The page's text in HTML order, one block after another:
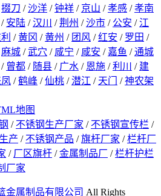
掇刀 /沙洋 /钟祥 / 京山 /孝感 /孝南
/ 安陆 /汉川 /荆州 /沙市 / 公安 / 江
/黄冈 /黄州 / 团风 /红安 / 罗田 /
麻城 /武穴 / 咸宁 / 咸安 / 嘉鱼 /通城
/ 曾都 / 随县 / 广水 / 恩施 /利川 / 建
/鹤峰 /仙桃 /潜江 / 天门 /神农架
地图
/ 不锈钢生产厂家 / 不锈钢宣传栏 /
产 / 不锈钢产品 /旗杆厂家 /栏杆厂
/ 厂区旗杆 /金属制品厂 /栏杆护栏
厂家
金属制品有限公司 All Rights